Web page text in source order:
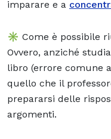
imparare e a
✳️ Come è possibile
Ovvero, anziché
libro (errore comune
quello che il
prepararsi delle
argomenti.